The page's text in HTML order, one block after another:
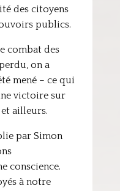
des citoyens
publics.
combat des
on a
mené – ce qui
victoire sur
ailleurs.
par Simon
conscience.
à notre